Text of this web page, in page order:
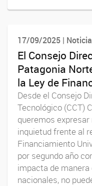
17/09/2025 |
El Consejo
Patagonia
la Ley de
Desde el Consejo
Tecnológico (CCT)
queremos
inquietud frente al
Financiamiento
por segundo año
impacta de
nacionales, no